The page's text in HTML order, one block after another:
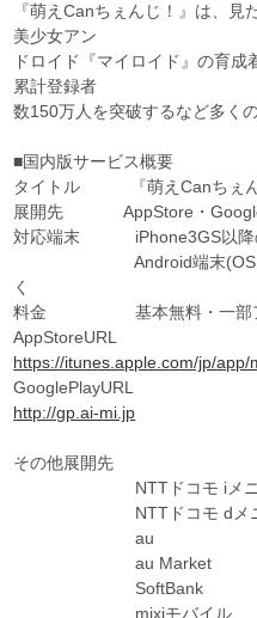
『萌えCanちぇんじ！』は、
美少女アン
ドロイド『マイロイド』の育成
累計登録者
数150万人を突破するなど多く
■国内版サービス概要
タイトル 『萌えCanちぇん
展開先 AppStore・
対応端末 iPhone3GS以降の
Android端末
く
料金 基本無料・一部ア
AppStoreURL
https://itunes.apple.com/jp/
GooglePlayURL
http://gp.ai-mi.jp
その他展開先
NTTドコモ iメニ
NTTドコモ dメニ
au
au Market
SoftBank
mixiモバイル